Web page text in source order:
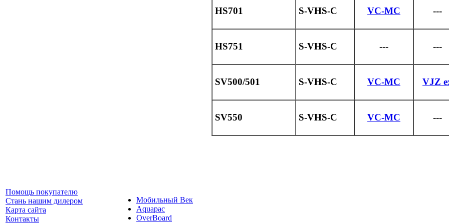
HS701 S-VHS-C VC-MC ---
HS751 S-VHS-C --- ---
SV500/501 S-VHS-C VC-MC VJZ
SV550 S-VHS-C VC-MC ---
Помощь покупателю
Стань нашим дилером
Карта сайта
Контакты
Мобильный Век
Aquapac
OverBoard